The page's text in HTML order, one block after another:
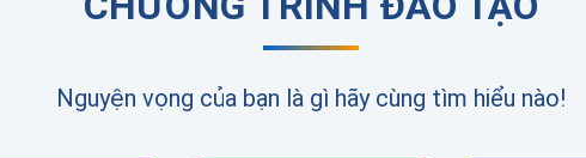
Nguyện vọng của bạn là gì hãy cùng tìm hiểu nào!